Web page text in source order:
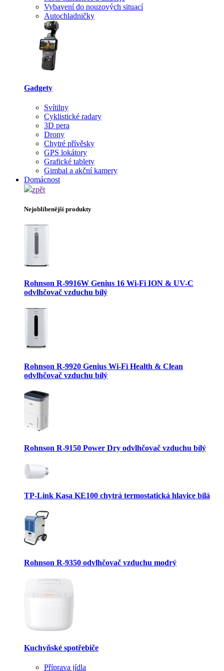
Vybavení do nouzových situací
Autochladničky
Gadgety
Svítilny
Cyklistické radary
3D pera
Drony
Chytré přívěsky
GPS lokátory
Grafické tablety
Gimbal a akční kamery
Domácnost
zpět
Nejoblíbenější produkty
Rohnson R-9916W Genius 16 Wi-Fi ION & UV-C
odvlhčovač vzduchu bílý
Rohnson R-9920 Genius Wi-Fi Health & Clean
odvlhčovač vzduchu bílý
Rohnson R-9150 Power Dry odvlhčovač vzduchu bílý
TP-Link Kasa KE100 chytrá termostatická hlavice bílá
Rohnson R-9350 odvlhčovač vzduchu modrý
Kuchyňské spotřebiče
Příprava jídla